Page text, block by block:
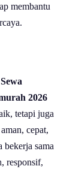
membantu
2026
tetapi juga
cepat,
bekerja sama
responsif,